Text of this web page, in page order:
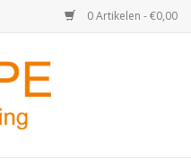
0 Artikelen - €0,00